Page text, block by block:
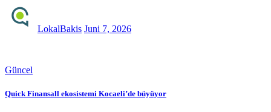
LokalBakis Juni 7, 2026
Güncel
Quick Finansall ekosistemi Kocaeli’de büyüyor